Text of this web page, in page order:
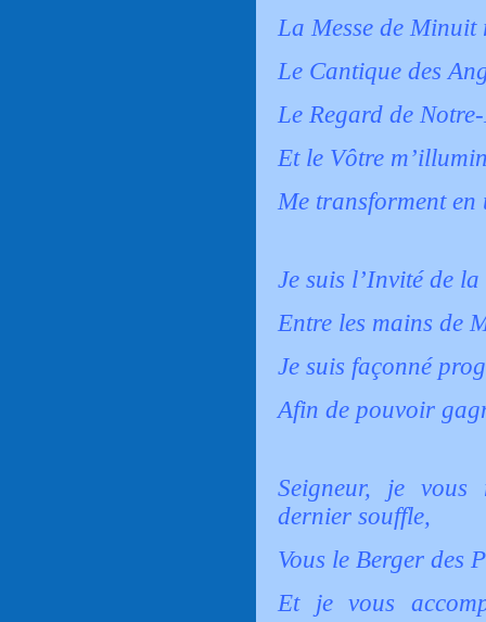
La Messe de Minuit
Le Cantique des
Le Regard de
Et le Vôtre
Me transforment en
Je suis l’Invité de
Entre les mains de
Je suis façonné
Afin de pouvoir
Seigneur, je vous
dernier souffle,
Vous le Berger des
Et je vous